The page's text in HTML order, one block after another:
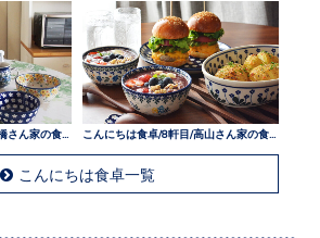
こんにちは食卓/9軒目/本橋さん家の食卓 こんにちは食卓/8軒目/高山さん家の食卓
こんにちは食卓一覧